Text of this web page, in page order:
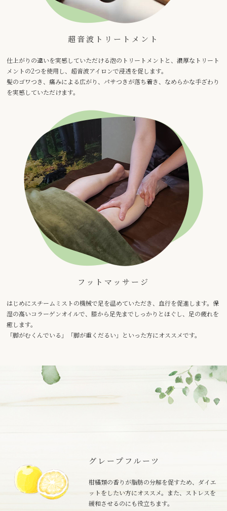
超音波トリートメント
仕上がりの違いを実感していただける泡のトリートメントと、濃厚なトリート
メントの2つを使用し、超音波アイロンで浸透を促します。
髪のゴワつき、痛みによる広がり、パサつきが落ち着き、なめらかな手ざわり
を実感していただけます。
フットマッサージ
はじめにスチームミストの機械で足を温めていただき、血行を促進します。保
湿の高いコラーゲンオイルで、膝から足先までしっかりとほぐし、足の疲れを
癒します。
「脚がむくんでいる」「脚が重くだるい」といった方にオススメです。
グレープフルーツ
柑橘類の香りが脂肪の分解を促すため、ダイエ
ットをしたい方にオススメ。また、ストレスを
緩和させるのにも役立ちます。